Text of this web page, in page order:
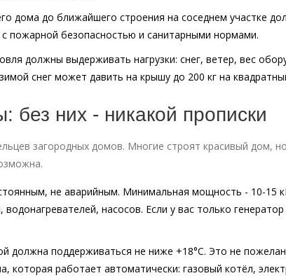
дома до ближайшего строения на соседнем участке
пожарной безопасностью и санитарными нормами.
должны выдерживать нагрузки: снег, ветер, вес
снег может давить на крышу до 200 кг на
без них - никакой прописки
загородных домов. Многие строят красивый дом,
не аварийным. Минимальная мощность - 10-15
насосов. Если у вас только
должна поддерживаться не ниже +18°C. Это не
которая работает автоматически: газовый котёл,